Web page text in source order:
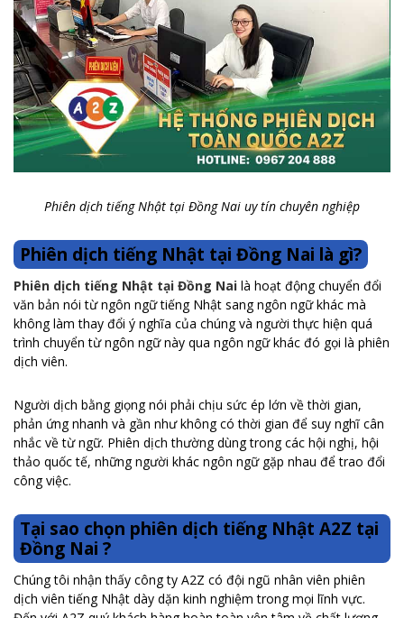
Phiên dịch tiếng Nhật tại Đồng Nai uy tín chuyên nghiệp
Phiên dịch tiếng Nhật tại Đồng Nai là gì?
Phiên dịch tiếng Nhật tại Đồng Nai là hoạt động chuyển đổi
văn bản nói từ ngôn ngữ tiếng Nhật sang ngôn ngữ khác mà
không làm thay đổi ý nghĩa của chúng và người thực hiện quá
trình chuyển từ ngôn ngữ này qua ngôn ngữ khác đó gọi là phiên
dịch viên.
Người dịch bằng giọng nói phải chịu sức ép lớn về thời gian,
phản ứng nhanh và gần như không có thời gian để suy nghĩ cân
nhắc về từ ngữ. Phiên dịch thường dùng trong các hội nghị, hội
thảo quốc tế, những người khác ngôn ngữ gặp nhau để trao đổi
công việc.
Tại sao chọn phiên dịch tiếng Nhật A2Z tại
Đồng Nai ?
Chúng tôi nhận thấy công ty A2Z có đội ngũ nhân viên phiên
dịch viên tiếng Nhật dày dặn kinh nghiệm trong mọi lĩnh vực.